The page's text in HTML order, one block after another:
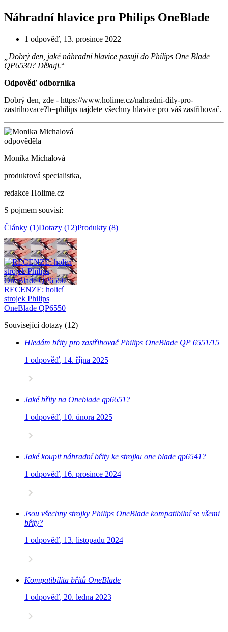
Náhradní hlavice pro Philips OneBlade
1 odpověď, 13. prosince 2022
„Dobrý den, jaké náhradní hlavice pasují do Philips One Blade
QP6530? Děkuji.“
Odpověď odborníka
Dobrý den, zde - https://www.holime.cz/nahradni-dily-pro-
zastrihovace?b=philips najdete všechny hlavice pro váš zastřihovač.
odpověděla
Monika Michalová
produktová specialistka,
redakce Holime.cz
S pojmem souvisí:
Články (1)Dotazy (12)Produkty (8)
Související články(1)
RECENZE: holicí
strojek Philips
OneBlade QP6550
Související dotazy (12)
Hledám břity pro zastřihovač Philips OneBlade QP 6551/15
1 odpověď, 14. října 2025
Jaké břity na Oneblade qp6651?
1 odpověď, 10. února 2025
Jaké koupit náhradní břity ke strojku one blade qp6541?
1 odpověď, 16. prosince 2024
Jsou všechny strojky Philips OneBlade kompatibilní se všemi
břity?
1 odpověď, 13. listopadu 2024
Kompatibilita břitů OneBlade
1 odpověď, 20. ledna 2023